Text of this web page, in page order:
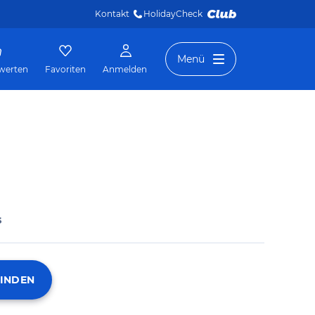
Kontakt HolidayCheck
Favoriten Anmelden
Menü